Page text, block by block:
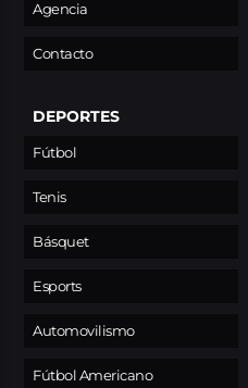
Agencia
Contacto
DEPORTES
Fútbol
Tenis
Básquet
Esports
Automovilismo
Fútbol Americano